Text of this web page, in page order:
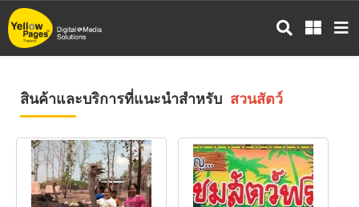
ข้าม
ไป
สินค้าและบริการที่แนะนำสำหรับ สวนสัตว์